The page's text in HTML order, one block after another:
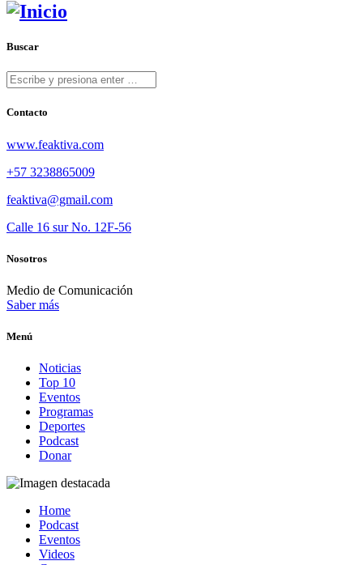
Buscar
Contacto
www.feaktiva.com
+57 3238865009
feaktiva@gmail.com
Calle 16 sur No. 12F-56
Nosotros
Medio de Comunicación
Saber más
Menú
Noticias
Top 10
Eventos
Programas
Deportes
Podcast
Donar
Home
Podcast
Eventos
Videos